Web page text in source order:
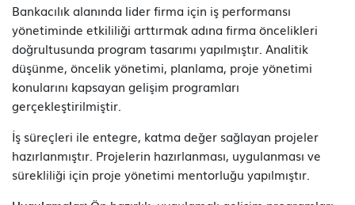
Bankacılık alanında lider firma için iş performansı
yönetiminde etkililiği arttırmak adına firma öncelikleri
doğrultusunda program tasarımı yapılmıştır. Analitik
düşünme, öncelik yönetimi, planlama, proje yönetimi
konularını kapsayan gelişim programları
gerçekleştirilmiştir.
İş süreçleri ile entegre, katma değer sağlayan projeler
hazırlanmıştır. Projelerin hazırlanması, uygulanması ve
sürekliliği için proje yönetimi mentorluğu yapılmıştır.